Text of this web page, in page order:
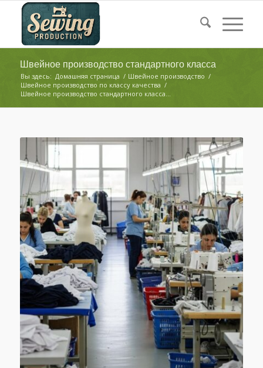
Швейное производство стандартного класса
Вы здесь: Домашняя страница / Швейное производство /
Швейное производство по классу качества /
Швейное производство стандартного класса...